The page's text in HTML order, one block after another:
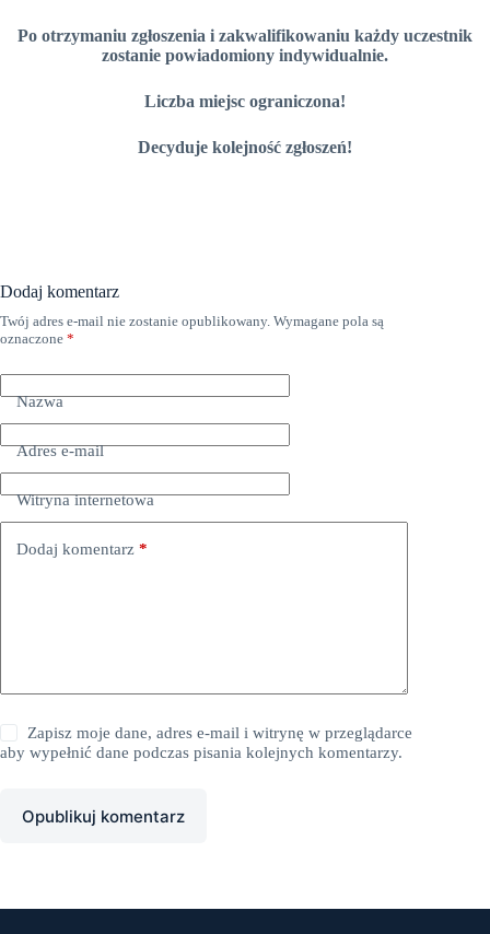
Po otrzymaniu zgłoszenia i zakwalifikowaniu każdy uczestnik
zostanie powiadomiony indywidualnie.
Liczba miejsc ograniczona!
Decyduje kolejność zgłoszeń!
Dodaj komentarz
Twój adres e-mail nie zostanie opublikowany. Wymagane pola są
oznaczone *
Nazwa
Adres e-mail
Witryna internetowa
Dodaj komentarz *
Zapisz moje dane, adres e-mail i witrynę w przeglądarce
aby wypełnić dane podczas pisania kolejnych komentarzy.
Opublikuj komentarz